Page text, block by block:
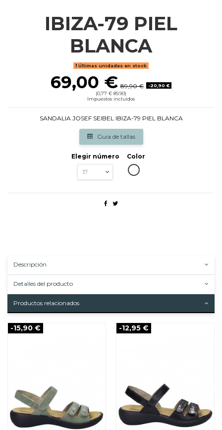
IBIZA-79 PIEL
BLANCA
Últimas unidades en stock
69,00 € 89,90 €
-20,90 €
(0,77 € 89.90)
Impuestos incluidos
SANDALIA JOSEF SEIBEL IBIZA-79 PIEL BLANCA
Guia de tallas
Elegir número
Color
BLANCO
Descripción
Detalles del producto
Productos relacionados
-15,90 € -12,95 €